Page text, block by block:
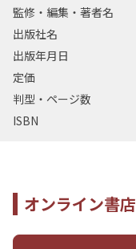
監修・編集・著者名
出版社名
出版年月日
定価
判型・ページ数
ISBN
オンライン書店